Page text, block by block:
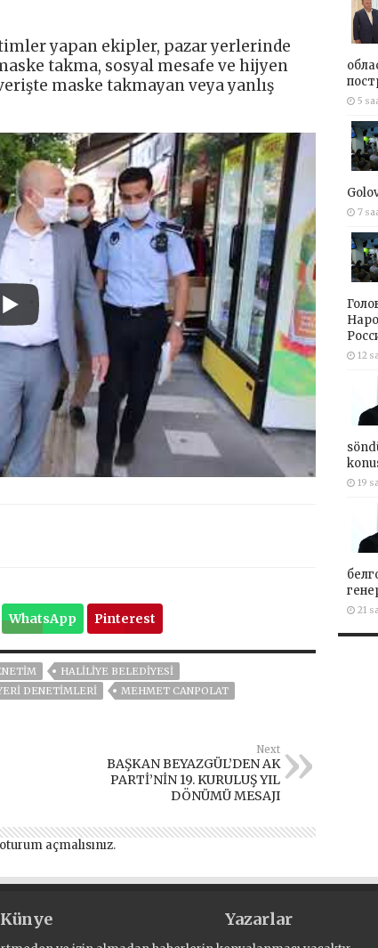
yapan ekipler, pazar yerlerinde
takma, sosyal mesafe ve hijyen
maske takmayan veya yanlış
WhatsApp Pinterest
HALİLİYE BELEDİYESİ
DENETİMLERİ
MEHMET CANPOLAT
Next
BAŞKAN BEYAZGÜL’DEN AK
PARTİ’NİN 19. KURULUŞ YIL
DÖNÜMÜ MESAJI
oturum açmalısınız.
5
7
12
19
21
Künye Yazarlar